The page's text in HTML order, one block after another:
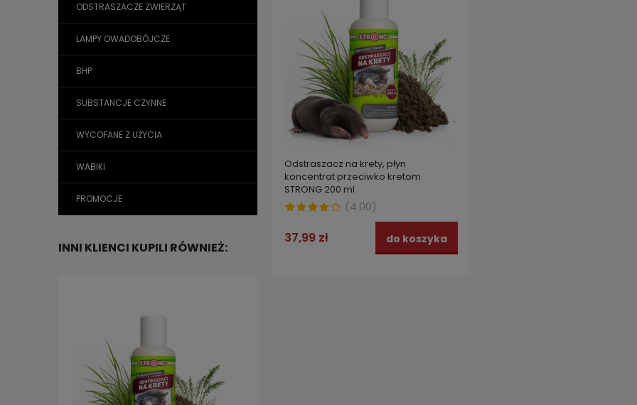
ODSTRASZACZE ZWIERZĄT
LAMPY OWADOBÓJCZE
BHP
SUBSTANCJE CZYNNE
WYCOFANE Z UŻYCIA
WABIKI
PROMOCJE
INNI KLIENCI KUPILI RÓWNIEŻ:
Odstraszacz na krety, płyn
koncentrat przeciwko kretom
STRONG 200 ml
(4.00)
37,99 zł do koszyka